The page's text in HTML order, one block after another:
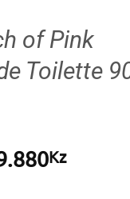
of Pink
Toilette
KzO